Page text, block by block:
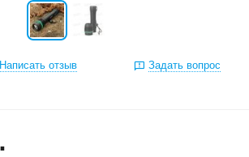
Написать отзыв
Задать вопрос